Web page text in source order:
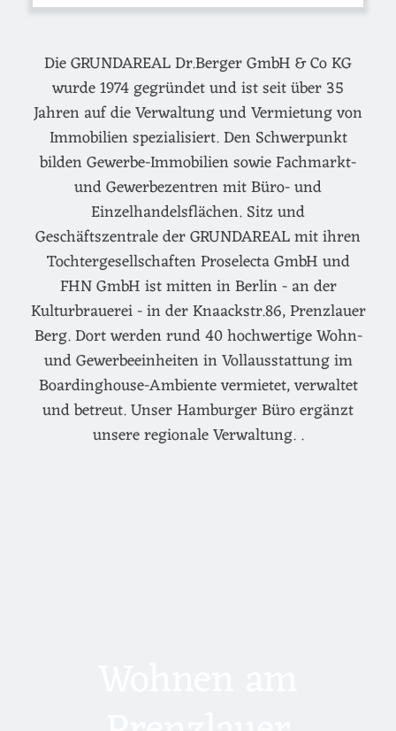
Die GRUNDAREAL Dr.Berger GmbH & Co KG
wurde 1974 gegründet und ist seit über 35
Jahren auf die Verwaltung und Vermietung von
Immobilien spezialisiert. Den Schwerpunkt
bilden Gewerbe-Immobilien sowie Fachmarkt-
und Gewerbezentren mit Büro- und
Einzelhandelsflächen. Sitz und
Geschäftszentrale der GRUNDAREAL mit ihren
Tochtergesellschaften Proselecta GmbH und
FHN GmbH ist mitten in Berlin - an der
Kulturbrauerei - in der Knaackstr.86, Prenzlauer
Berg. Dort werden rund 40 hochwertige Wohn-
und Gewerbeeinheiten in Vollausstattung im
Boardinghouse-Ambiente vermietet, verwaltet
und betreut. Unser Hamburger Büro ergänzt
unsere regionale Verwaltung. .